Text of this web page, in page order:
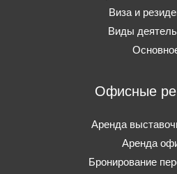
Виза и
Виды
Офисные
Аренда
Аренда
Бронирование